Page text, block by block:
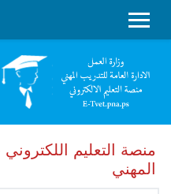
واجهة جانبية
منصة التعليم اللكتروني
المهني